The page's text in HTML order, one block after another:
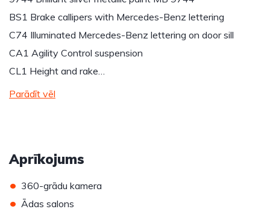
BS1 Brake callipers with Mercedes-Benz lettering
C74 Illuminated Mercedes-Benz lettering on door sill
CA1 Agility Control suspension
CL1 Height and rake…
Parādīt vēl
Aprīkojums
• 360-grādu kamera
• Ādas salons